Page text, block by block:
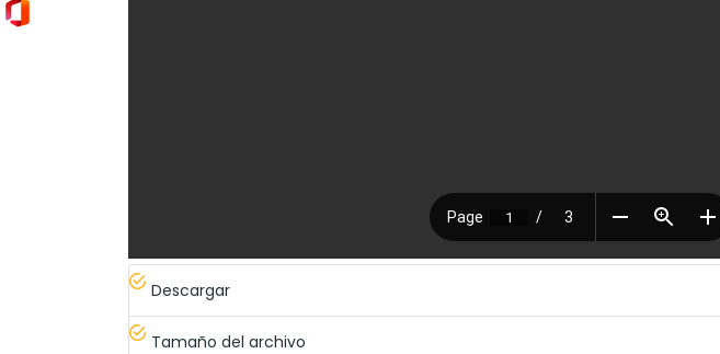
Descargar
Tamaño del archivo